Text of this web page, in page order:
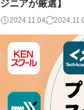
ジニアが厳選】
2024.11.04